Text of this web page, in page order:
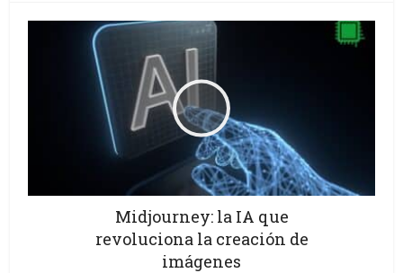
Midjourney: la IA que
revoluciona la creación de
imágenes